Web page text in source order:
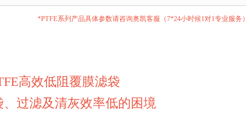
*PTFE系列产品具体参数请咨询奥凯客服（7*24小时候1对1专业服务）
高效低阻覆膜滤袋
过滤及清灰效率低的困境